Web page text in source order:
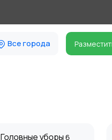
Все города
Головные уборы 6